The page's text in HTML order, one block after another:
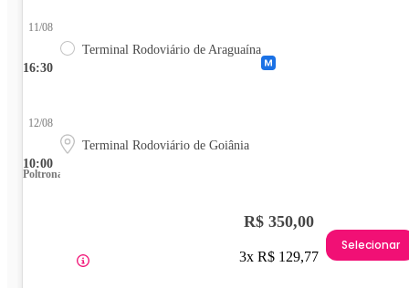
16:30
11/08
Terminal Rodoviário de Araguaína
10:00
12/08
Terminal Rodoviário de Goiânia
Poltrona
R$ 350,00
3x R$ 129,77
Selecionar